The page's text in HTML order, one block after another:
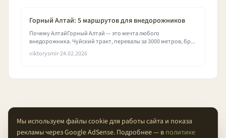
Горный Алтай: 5 маршрутов для внедорожников
Почему АлтайГорный Алтай — это мечта любого
внедорожника. Чуйский тракт, перевалы за 3000 метров, бр...
viktorysmir·24.02.2026
Мы используем файлы cookie для работы сайта и показа
рекламы через Google AdSense. Подробнее — в политике